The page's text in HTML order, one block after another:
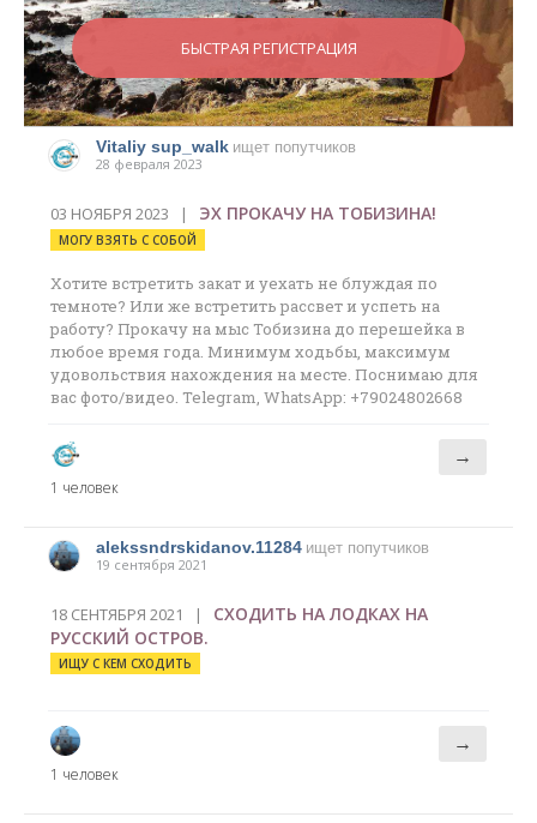
БЫСТРАЯ РЕГИСТРАЦИЯ
Vitaliy sup_walk ищет попутчиков
28 февраля 2023
03 НОЯБРЯ 2023 | ЭХ ПРОКАЧУ НА ТОБИЗИНА!
МОГУ ВЗЯТЬ С СОБОЙ
Хотите встретить закат и уехать не блуждая по
темноте? Или же встретить рассвет и успеть на
работу? Прокачу на мыс Тобизина до перешейка в
любое время года. Минимум ходьбы, максимум
удовольствия нахождения на месте. Поснимаю для
вас фото/видео. Telegram, WhatsApp: +79024802668
1 человек
→
alekssndrskidanov.11284 ищет попутчиков
19 сентября 2021
18 СЕНТЯБРЯ 2021 | СХОДИТЬ НА ЛОДКАХ НА
РУССКИЙ ОСТРОВ.
ИЩУ С КЕМ СХОДИТЬ
1 человек
→